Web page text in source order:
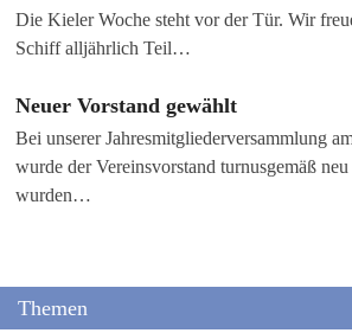
Die Kieler Woche steht vor der Tür. Wir
Schiff alljährlich Teil…
Neuer Vorstand gewählt
Bei unserer Jahresmitgliederversammlung
wurde der Vereinsvorstand turnusgemäß
wurden…
Themen